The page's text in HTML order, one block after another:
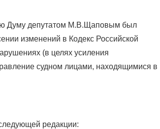
Думу депутатом М.В.Щаповым был
изменений в Кодекс Российской
(в целях усиления
судном лицами, находящимися в
редакции: